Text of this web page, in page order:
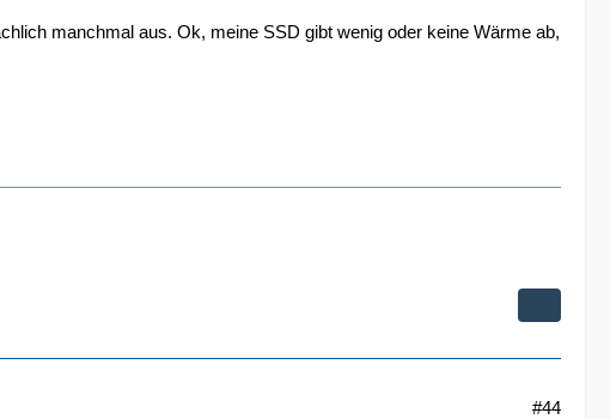
manchmal aus. Ok, meine SSD gibt wenig oder keine Wärme ab,
#44